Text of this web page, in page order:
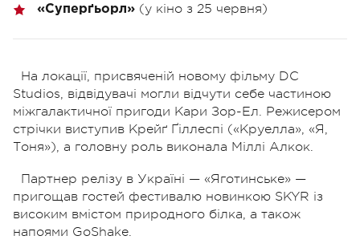
«Суперґьорл» (у кіно з 25 червня)
На локації, присвяченій новому фільму DC
Studios, відвідувачі могли відчути себе частиною
міжгалактичної пригоди Кари Зор-Ел. Режисером
стрічки виступив Крейґ Ґіллеспі («Круелла», «Я,
Тоня»), а головну роль виконала Міллі Алкок.
Партнер релізу в Україні — «Яготинське» —
пригощав гостей фестивалю новинкою SKYR із
високим вмістом природного білка, а також
напоями GoShake.